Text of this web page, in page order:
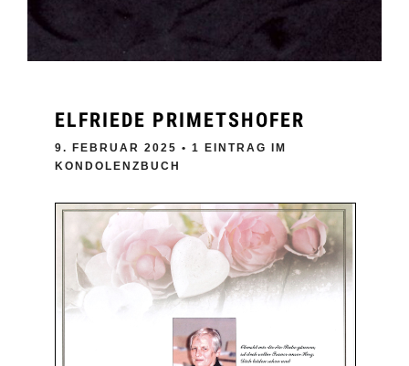
ELFRIEDE PRIMETSHOFER
9. FEBRUAR 2025 • 1 EINTRAG IM
KONDOLENZBUCH